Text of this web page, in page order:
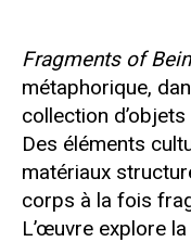
Fragments of
métaphorique,
collection
Des éléments
matériaux
corps à la fois
L’œuvre explore